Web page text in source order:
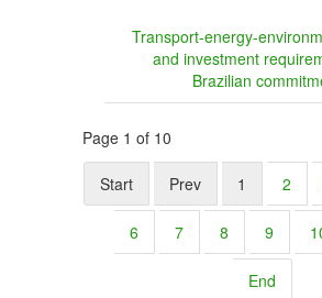
Transport-energy-
and investment
Brazilian
Page 1 of 10
Start Prev 1 2
6 7 8 9
End